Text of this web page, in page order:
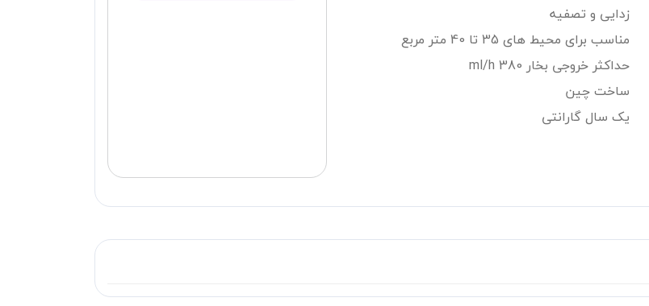
زدایی و تصفیه
مناسب برای محیط های 35 تا 40 متر مربع
حداکثر خروجی بخار 380 ml/h
ساخت چین
یک سال گارانتی